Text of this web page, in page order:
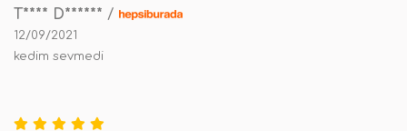
T**** D****** /
12/09/2021
kedim sevmedi